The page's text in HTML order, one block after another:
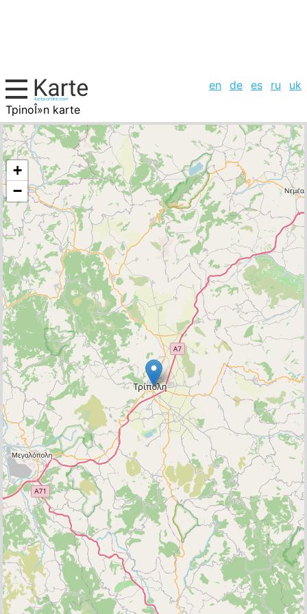
en de es ru
uk
TpinoÎ»n karte
Griechenland, Städte-Liste
+
−